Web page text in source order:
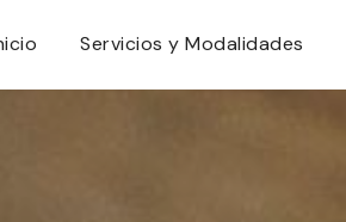
Servicios y Modalidades